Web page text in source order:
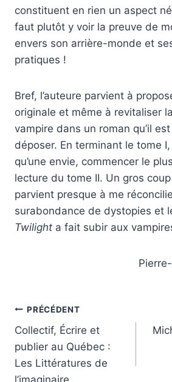
constituent en rien un aspect
faut plutôt y voir la preuve de
envers son arrière-monde et
pratiques !
Bref, l’auteure parvient à
originale et même à revitaliser
vampire dans un roman qu’il
déposer. En terminant le tome I,
qu’une envie, commencer le
lecture du tome II. Un gros
parvient presque à me
surabondance de dystopies et
Twilight a fait subir aux
Navigation
de
l’article
PRÉCÉDENT
Collectif, Écrire et
publier au Québec :
Les Littératures de